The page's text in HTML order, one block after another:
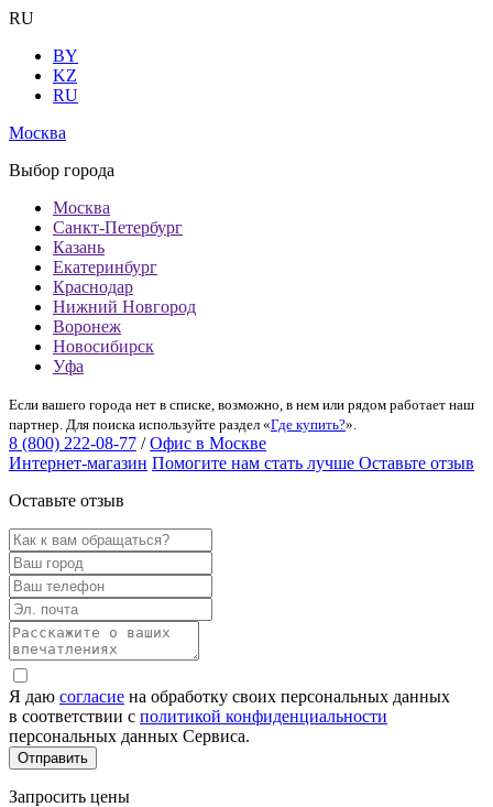
RU
BY
KZ
RU
Москва
Выбор города
Москва
Санкт-Петербург
Казань
Екатеринбург
Краснодар
Нижний Новгород
Воронеж
Новосибирск
Уфа
Если вашего города нет в списке, возможно, в нем или рядом работает наш
партнер. Для поиска используйте раздел «Где купить?».
8 (800) 222-08-77 / Офис в Москве
Интернет-магазин Помогите нам стать лучше Оставьте отзыв
Оставьте отзыв
Я даю согласие на обработку своих персональных данных
в соответствии с политикой конфиденциальности
персональных данных Сервиса.
Запросить цены